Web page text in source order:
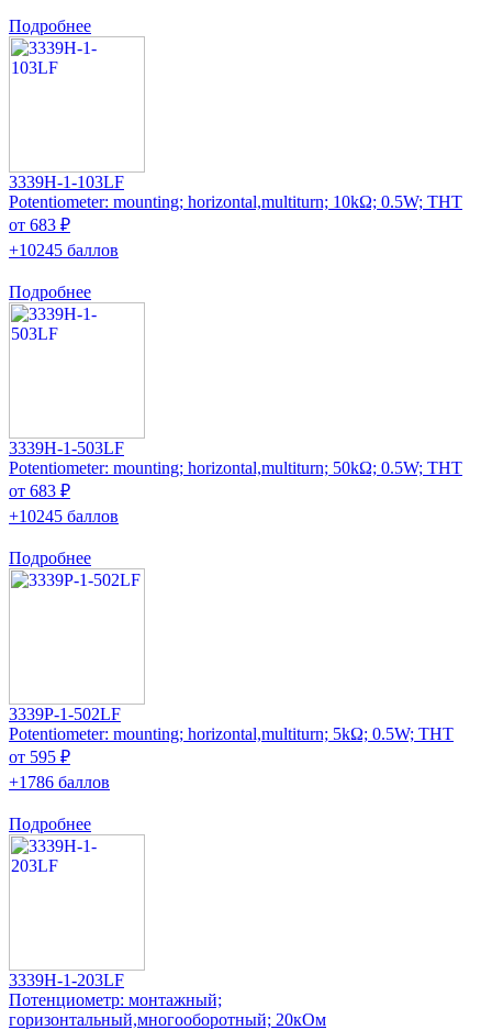
Подробнее
3339H-1-103LF
Potentiometer: mounting; horizontal,multiturn; 10kΩ; 0.5W; THT
от 683 ₽
+10245 баллов
Подробнее
3339H-1-503LF
Potentiometer: mounting; horizontal,multiturn; 50kΩ; 0.5W; THT
от 683 ₽
+10245 баллов
Подробнее
3339P-1-502LF
Potentiometer: mounting; horizontal,multiturn; 5kΩ; 0.5W; THT
от 595 ₽
+1786 баллов
Подробнее
3339H-1-203LF
Потенциометр: монтажный;
горизонтальный,многооборотный; 20кОм